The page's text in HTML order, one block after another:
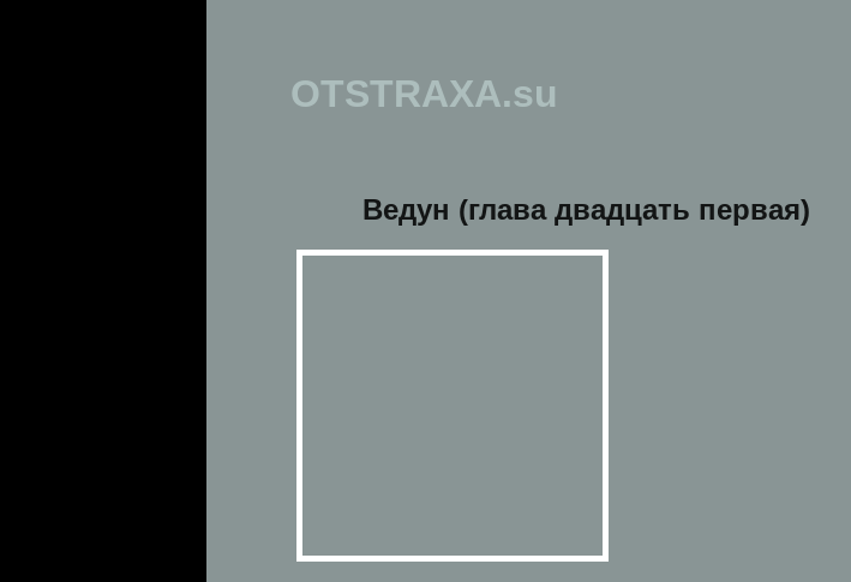
OTSTRAXA.su
Ведун (глава двадцать первая)